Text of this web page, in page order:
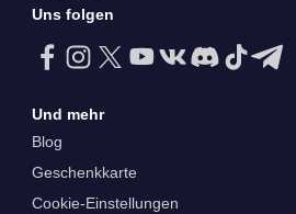
Uns folgen
Und mehr
Blog
Geschenkkarte
Cookie-Einstellungen